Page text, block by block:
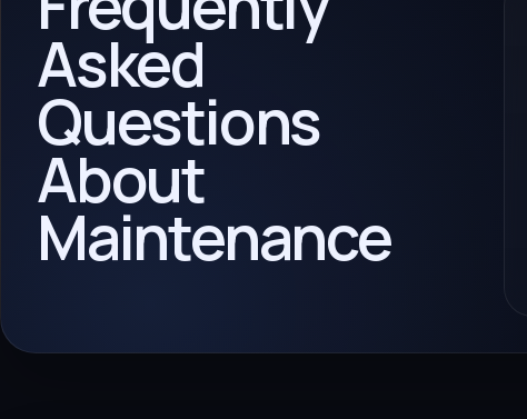
Asked
Questions
About
Maintenance